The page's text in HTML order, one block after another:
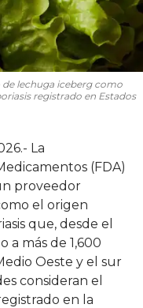
lechuga iceberg como
registrado en Estados
La
(FDA)
proveedor
el origen
que, desde el
a más de 1,600
Oeste y el sur
consideran el
en la